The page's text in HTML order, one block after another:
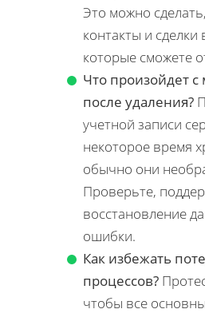
Это можно
контакты и
которые сможете
Что произойдет
после удаления?
учетной записи
некоторое время
обычно они
Проверьте,
восстановление
ошибки.
Как избежать
процессов?
чтобы все